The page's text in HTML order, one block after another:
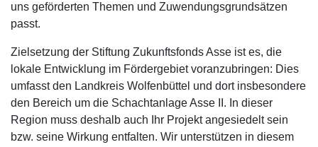
uns geförderten Themen und Zuwendungsgrundsätzen
passt.
Zielsetzung der Stiftung Zukunftsfonds Asse ist es, die
lokale Entwicklung im Fördergebiet voranzubringen: Dies
umfasst den Landkreis Wolfenbüttel und dort insbesondere
den Bereich um die Schachtanlage Asse II. In dieser
Region muss deshalb auch Ihr Projekt angesiedelt sein
bzw. seine Wirkung entfalten. Wir unterstützen in diesem